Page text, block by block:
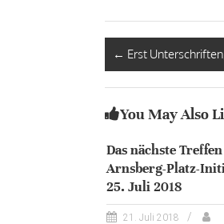
← Erst
You May Also
Das nächste
Arnsberg-Platz-
25. Juli 2018
21. Juli 2018